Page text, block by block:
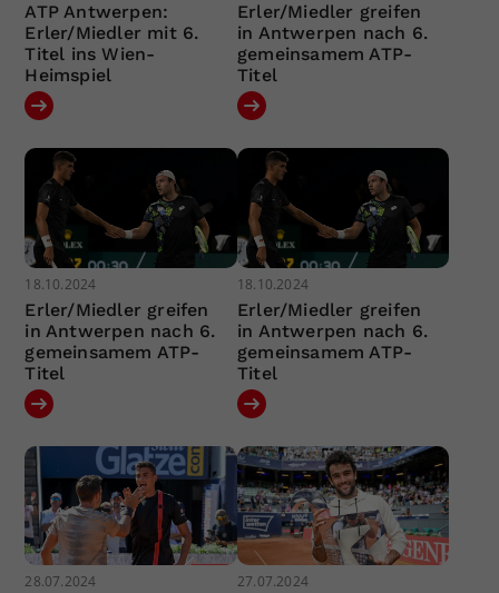
ATP Antwerpen:
Erler/Miedler mit 6.
Titel ins Wien-
Heimspiel
Erler/Miedler greifen
in Antwerpen nach 6.
gemeinsamem ATP-
Titel
18.10.2024
Erler/Miedler greifen
in Antwerpen nach 6.
gemeinsamem ATP-
Titel
18.10.2024
Erler/Miedler greifen
in Antwerpen nach 6.
gemeinsamem ATP-
Titel
28.07.2024 27.07.2024